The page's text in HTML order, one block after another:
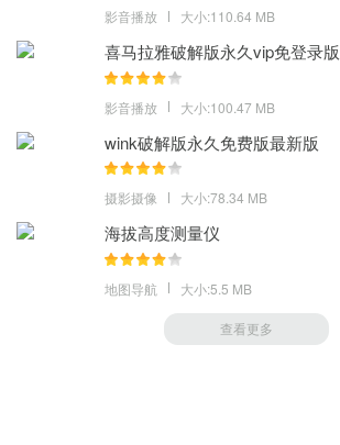
影音播放 大小:110.64 MB
喜马拉雅破解版永久vip免登录版
影音播放 大小:100.47 MB
wink破解版永久免费版最新版
摄影摄像 大小:78.34 MB
海拔高度测量仪
地图导航 大小:5.5 MB
查看更多